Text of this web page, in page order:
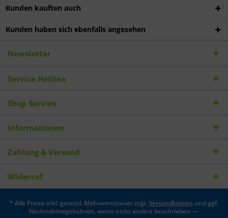
Kunden kauften auch
Kunden haben sich ebenfalls angesehen
Newsletter
Service Hotline
Shop Service
Informationen
Zahlung & Versand
Widerruf
* Alle Preise inkl. gesetzl. Mehrwertsteuer zzgl.Versandkosten und ggf.
Nachnahmegebühren, wenn nicht anders beschrieben —